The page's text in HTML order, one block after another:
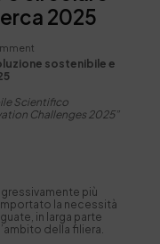
2025
sostenibile e
Scientifico
Challenges 2025”
più
la necessità
in larga parte
della filiera.